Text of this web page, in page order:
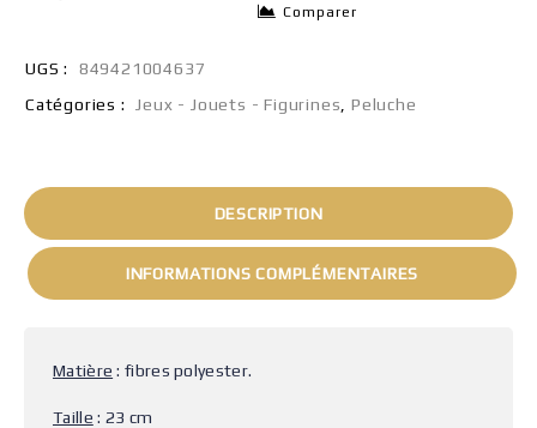
Comparer
UGS :
849421004637
Catégories :
Jeux - Jouets - Figurines ,Peluche
DESCRIPTION
INFORMATIONS COMPLÉMENTAIRES
Matière : fibres polyester.
Taille : 23 cm